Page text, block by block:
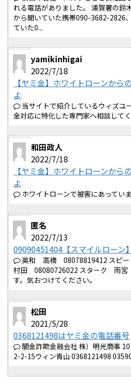
れる電話がありました。 浦賀署の鈴
から聞いていた携帯090-3682-2826
ていた0...
yamikinhigai
2022/7/18
【ヤミ金】ホワイトローンから
よ
当サイトで紹介しているウィズユ
金対応に特化した専門家へ相談してく
和田政人
2022/7/18
【ヤミ金】ホワイトローンから
よ
ホワイトローンで被害にあってい
匿名
2022/7/13
09090451404【スマイルローン
英和 高橋 08078819412 スピ
村田 08080726022 スターク 雨宮
す。気おつけてください。
松田
2021/5/28
0368121498はヤミ金の電話番号
闇金詐欺金融会社 株）明光商事
2-2-15ウィン青山 0368121498